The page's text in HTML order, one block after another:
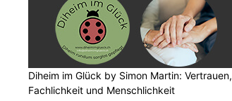
Diheim im Glück by Simon Martin: Vertrauen,
Fachlichkeit und Menschlichkeit